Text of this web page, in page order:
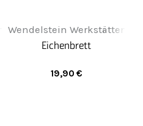
Wendelstein Werkstätten
Eichenbrett
19,90 €